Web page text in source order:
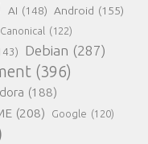
AI (148) Android (155)
Canonical (122)
Debian (287)
(396)
(188)
(208) Google (120)